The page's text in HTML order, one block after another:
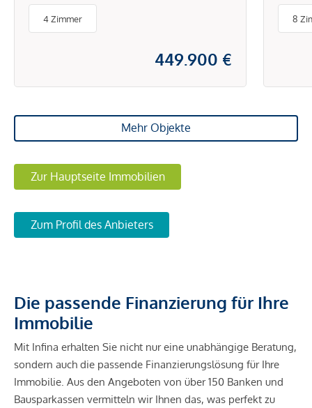
Eigengrund,
4 Zimmer
449.900 €
8
Mehr Objekte
Zur Hauptseite Immobilien
Zum Profil des Anbieters
Die passende Finanzierung für Ihre
Immobilie
Mit Infina erhalten Sie nicht nur eine unabhängige Beratung,
sondern auch die passende Finanzierungslösung für Ihre
Immobilie. Aus den Angeboten von über 150 Banken und
Bausparkassen vermitteln wir Ihnen das, was perfekt zu